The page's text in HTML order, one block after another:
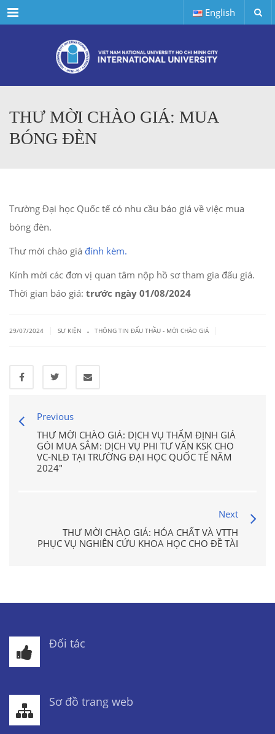
Menu English
THƯ MỜI CHÀO GIÁ: MUA
BÓNG ĐÈN
Trường Đại học Quốc tế có nhu cầu báo giá về việc mua
bóng đèn.
Thư mời chào giá đính kèm.
Kính mời các đơn vị quan tâm nộp hồ sơ tham gia đấu giá.
Thời gian báo giá: trước ngày 01/08/2024
29/07/2024 SỰ KIỆN . THÔNG TIN ĐẤU THẦU - MỜI CHÀO GIÁ
Previous
THƯ MỜI CHÀO GIÁ: DỊCH VỤ THẨM ĐỊNH GIÁ
GÓI MUA SẮM: DỊCH VỤ PHI TƯ VẤN KSK CHO
VC-NLĐ TẠI TRƯỜNG ĐẠI HỌC QUỐC TẾ NĂM
2024"
Next
THƯ MỜI CHÀO GIÁ: HÓA CHẤT VÀ VTTH
PHỤC VỤ NGHIÊN CỨU KHOA HỌC CHO ĐỀ TÀI
Đối tác
Sơ đồ trang web